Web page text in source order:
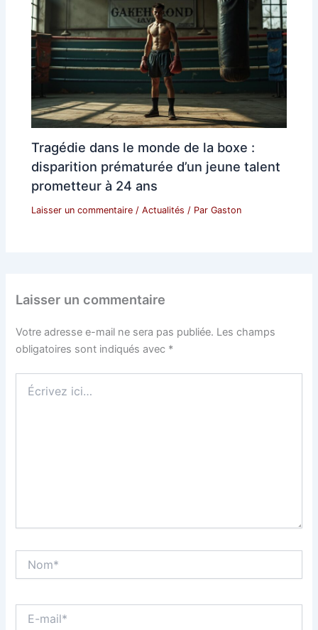
Tragédie dans le monde de la boxe :
disparition prématurée d’un jeune talent
prometteur à 24 ans
Laisser un commentaire /Actualités / ParGaston
Laisser un commentaire
Votre adresse e-mail ne sera pas publiée. Les champs
obligatoires sont indiqués avec *
ici…
mail*